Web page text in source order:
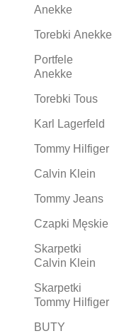
Anekke
Torebki Anekke
Portfele
Anekke
Torebki Tous
Karl Lagerfeld
Tommy Hilfiger
Calvin Klein
Tommy Jeans
Czapki Męskie
Skarpetki
Calvin Klein
Skarpetki
Tommy Hilfiger
BUTY